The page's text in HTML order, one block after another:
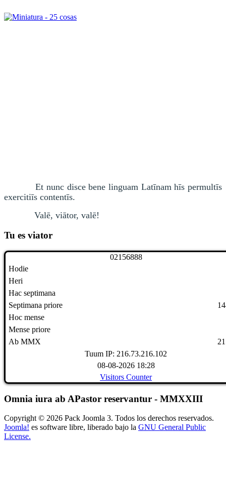
Et nunc disce bene linguam Latīnam hīs permultīs
exercitiīs contentīs.
Valē, viātor, valē!
Tu es viator
021 56888
Hodie
Heri
Hac septimana
Septimana priore
Hoc mense
Mense priore
Ab MMX
Tuum IP: 216.73.216.102
08-08-2026 18:28
Visitors Counter
Omnia iura ab APastor reservantur - MMXXIII
Copyright © 2026 Pack Joomla 3. Todos los derechos reservados.
Joomla! es software libre, liberado bajo la GNU General Public
License.